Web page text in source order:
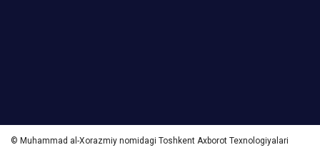
© Muhammad al-Xorazmiy nomidagi Toshkent Axborot Texnologiyalari